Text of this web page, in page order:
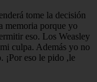
tome la decisión
memoria porque yo
eso. Los Weasley
culpa. Además yo no
¡Por eso le pido ,le